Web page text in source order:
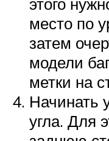
место по
затем
модели
метки на
Начинать
угла. Для